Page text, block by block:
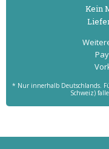
Kein
* Nur innerhalb Deutschlands.
Schweiz)